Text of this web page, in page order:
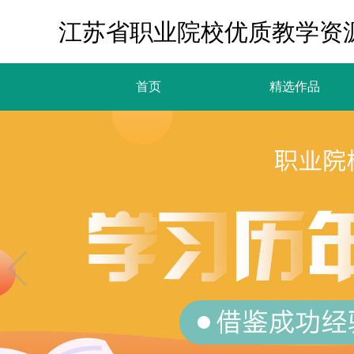
江苏省职业院校优质教学资
首页 精选作品